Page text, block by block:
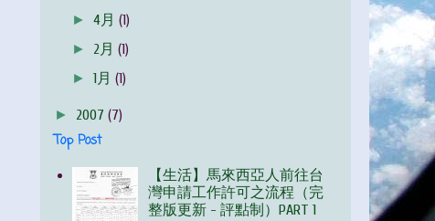
►4月(1)
► 2月(1)
►1月(1)
► 2007 (7)
Top Post
【生活】馬來西亞人前往台
灣申請工作許可之流程（完
整版更新 - 評點制）PART 1